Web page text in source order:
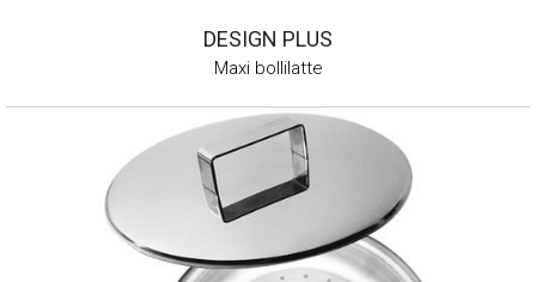
DESIGN PLUS
Maxi bollilatte